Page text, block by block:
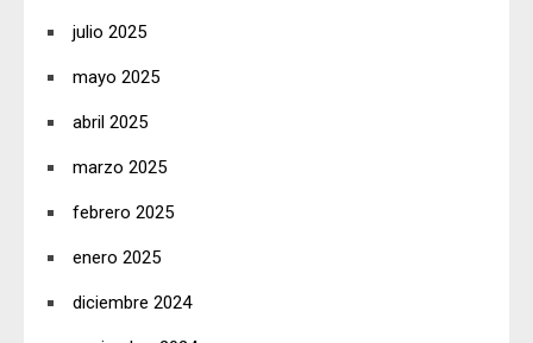
julio 2025
mayo 2025
abril 2025
marzo 2025
febrero 2025
enero 2025
diciembre 2024